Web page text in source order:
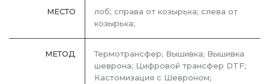
МЕСТО
лоб; справа от козырька; слева от
козырька;
МЕТОД
Термотрансфер; Вышивка; Вышивка
шеврона; Цифровой трансфер DTF;
Кастомизация с Шевроном;